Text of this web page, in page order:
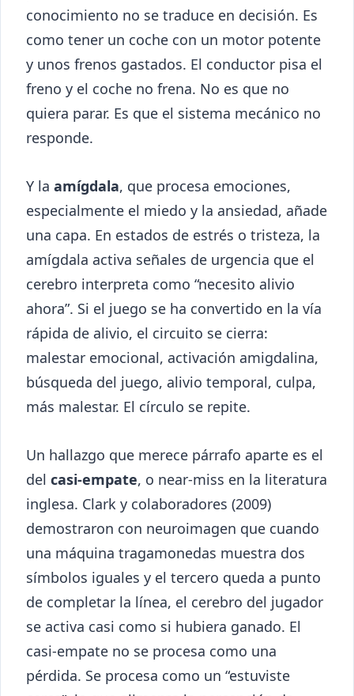
conocimiento no se traduce en decisión. Es
como tener un coche con un motor potente
y unos frenos gastados. El conductor pisa el
freno y el coche no frena. No es que no
quiera parar. Es que el sistema mecánico no
responde.
Y la amígdala, que procesa emociones,
especialmente el miedo y la ansiedad, añade
una capa. En estados de estrés o tristeza, la
amígdala activa señales de urgencia que el
cerebro interpreta como “necesito alivio
ahora”. Si el juego se ha convertido en la vía
rápida de alivio, el circuito se cierra:
malestar emocional, activación amigdalina,
búsqueda del juego, alivio temporal, culpa,
más malestar. El círculo se repite.
Un hallazgo que merece párrafo aparte es el
del casi-empate, o near-miss en la literatura
inglesa. Clark y colaboradores (2009)
demostraron con neuroimagen que cuando
una máquina tragamonedas muestra dos
símbolos iguales y el tercero queda a punto
de completar la línea, el cerebro del jugador
se activa casi como si hubiera ganado. El
casi-empate no se procesa como una
pérdida. Se procesa como un “estuviste